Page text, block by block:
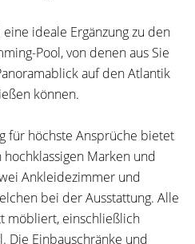
ideale Ergänzung zu den
Pool, von denen aus Sie
auf den Atlantik
können.
für höchste Ansprüche bietet
Marken und
Ankleidezimmer und
bei der Ausstattung. Alle
möbliert, einschließlich
Die Einbauschränke und